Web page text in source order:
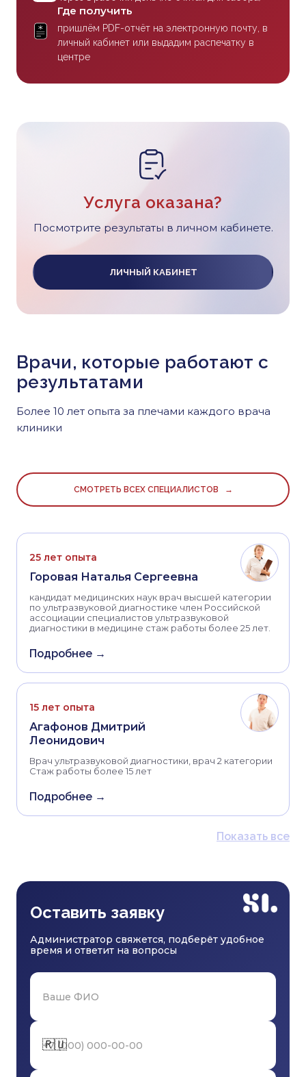
Где получить
пришлём PDF-отчёт на электронную почту, в
личный кабинет или выдадим распечатку в
центре
Услуга оказана?
Посмотрите результаты в личном кабинете.
ЛИЧНЫЙ КАБИНЕТ
Врачи, которые работают с
результатами
Более 10 лет опыта за плечами каждого врача
клиники
СМОТРЕТЬ ВСЕХ СПЕЦИАЛИСТОВ →
25 лет опыта
Горовая Наталья Сергеевна
кандидат медицинских наук врач высшей категории
по ультразвуковой диагностике член Российской
ассоциации специалистов ультразвуковой
диагностики в медицине стаж работы более 25 лет.
Подробнее →
15 лет опыта
Агафонов Дмитрий
Леонидович
Врач ультразвуковой диагностики, врач 2 категории
Стаж работы более 15 лет
Подробнее →
Показать все
Оставить заявку
Администратор свяжется, подберёт удобное
время и ответит на вопросы
🇷🇺